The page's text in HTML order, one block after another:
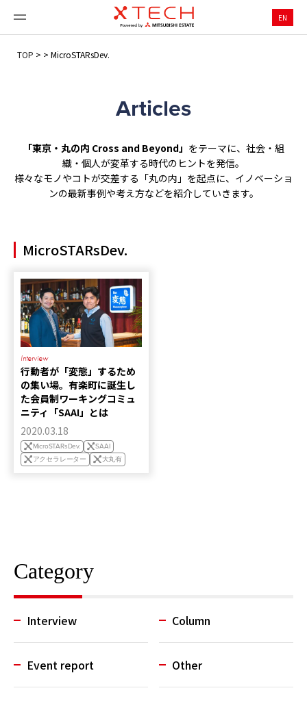
EN
TOP > > MicroSTARsDev.
Articles
「東京・丸の内 Cross and Beyond」 をテーマに、社会・組
織・個人が変革する時代のヒントを発信。
様々なモノやコトが交差する「丸の内」を起点に、イノベーショ
ンの最新事例や考え方などを紹介していきます。
MicroSTARsDev.
Interview
行動者が「変態」するため
の集い場。有楽町に誕生し
た会員制ワーキングコミュ
ニティ「SAAI」とは
2020.03.18
MicroSTARsDev.
SAAI
アクセラレーター
大丸有
Category
Interview Column
Event report Other